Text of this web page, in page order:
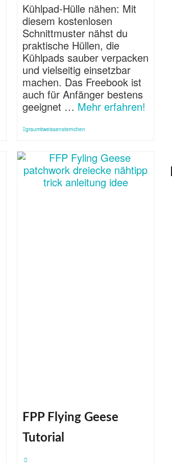
Kühlpad-Hülle nähen: Mit
diesem kostenlosen
Schnittmuster nähst du
praktische Hüllen, die
Kühlpads sauber verpacken
und vielseitig einsetzbar
machen. Das Freebook ist
auch für Anfänger bestens
geeignet … Mehr erfahren!
graumitweissensternchen
FPP Flying Geese
Tutorial